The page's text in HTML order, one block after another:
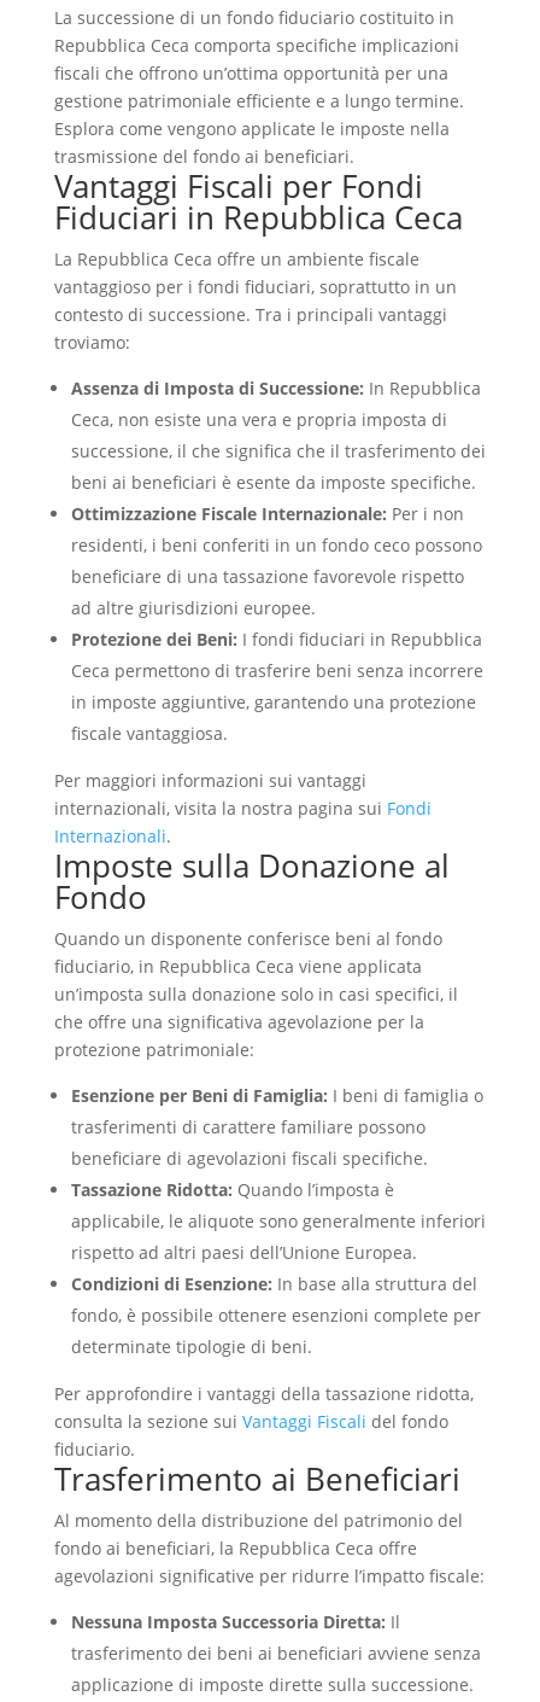
La successione di un fondo fiduciario costituito in
Repubblica Ceca comporta specifiche implicazioni
fiscali che offrono un’ottima opportunità per una
gestione patrimoniale efficiente e a lungo termine.
Esplora come vengono applicate le imposte nella
trasmissione del fondo ai beneficiari.
Vantaggi Fiscali per Fondi
Fiduciari in Repubblica Ceca
La Repubblica Ceca offre un ambiente fiscale
vantaggioso per i fondi fiduciari, soprattutto in un
contesto di successione. Tra i principali vantaggi
troviamo:
Assenza di Imposta di Successione: In Repubblica
Ceca, non esiste una vera e propria imposta di
successione, il che significa che il trasferimento dei
beni ai beneficiari è esente da imposte specifiche.
Ottimizzazione Fiscale Internazionale: Per i non
residenti, i beni conferiti in un fondo ceco possono
beneficiare di una tassazione favorevole rispetto
ad altre giurisdizioni europee.
Protezione dei Beni: I fondi fiduciari in Repubblica
Ceca permettono di trasferire beni senza incorrere
in imposte aggiuntive, garantendo una protezione
fiscale vantaggiosa.
Per maggiori informazioni sui vantaggi
internazionali, visita la nostra pagina sui Fondi
Internazionali.
Imposte sulla Donazione al
Fondo
Quando un disponente conferisce beni al fondo
fiduciario, in Repubblica Ceca viene applicata
un’imposta sulla donazione solo in casi specifici, il
che offre una significativa agevolazione per la
protezione patrimoniale:
Esenzione per Beni di Famiglia: I beni di famiglia o
trasferimenti di carattere familiare possono
beneficiare di agevolazioni fiscali specifiche.
Tassazione Ridotta: Quando l’imposta è
applicabile, le aliquote sono generalmente inferiori
rispetto ad altri paesi dell’Unione Europea.
Condizioni di Esenzione: In base alla struttura del
fondo, è possibile ottenere esenzioni complete per
determinate tipologie di beni.
Per approfondire i vantaggi della tassazione ridotta,
consulta la sezione sui Vantaggi Fiscali del fondo
fiduciario.
Trasferimento ai Beneficiari
Al momento della distribuzione del patrimonio del
fondo ai beneficiari, la Repubblica Ceca offre
agevolazioni significative per ridurre l’impatto fiscale:
Nessuna Imposta Successoria Diretta: Il
trasferimento dei beni ai beneficiari avviene senza
applicazione di imposte dirette sulla successione.